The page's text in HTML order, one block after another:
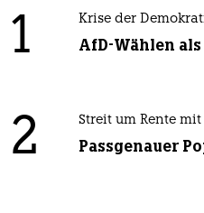
1 Krise der
AfD-Wählen
2 Streit um Rente mit
Passgenauer